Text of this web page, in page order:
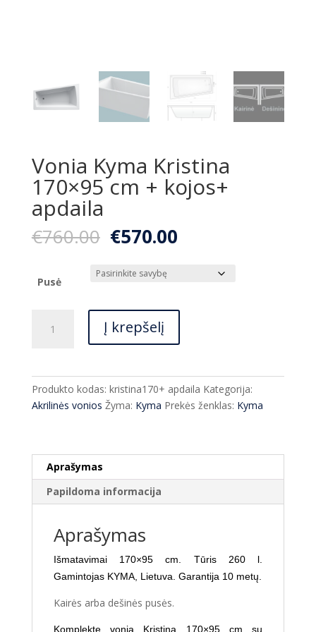
Vonia Kyma Kristina
170×95 cm + kojos+
apdaila
€760.00 Original
price
was:
€760.00.
€570.00Current
€570.00.
Pusė
kiekis:
Kristina
170x95
apdaila
Į krepšelį
Produkto kodas: kristina170+ apdaila Kategorija:
Akrilinės vonios Žyma: Kyma Prekės ženklas: Kyma
Aprašymas
Papildoma informacija
Aprašymas
Išmatavimai 170×95 cm. Tūris 260 l.
Gamintojas KYMA, Lietuva. Garantija 10 metų.
Kairės arba dešinės pusės.
Komplekte vonia Kristina 170×95 cm su